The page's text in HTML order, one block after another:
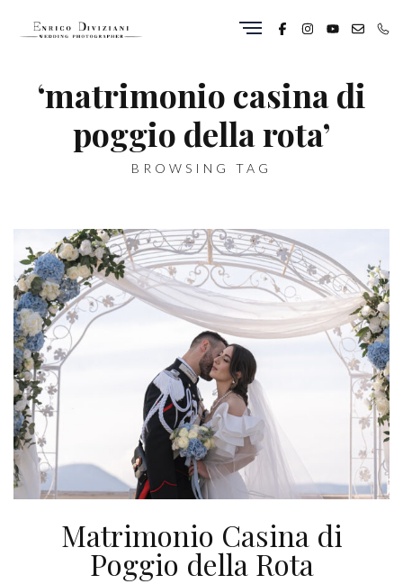
‘matrimonio casina di
poggio della rota’
BROWSING TAG
Matrimonio Casina di
Poggio della Rota